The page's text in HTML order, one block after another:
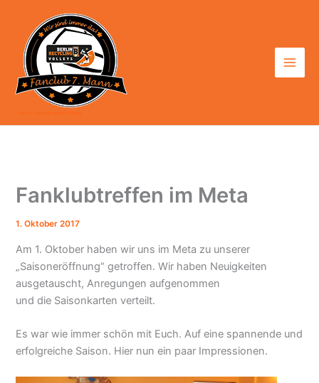
springen
Fanklubtreffen im Meta
1. Oktober 2017
Am 1. Oktober haben wir uns im Meta zu unserer
„Saisoneröffnung“ getroffen. Wir haben Neuigkeiten
ausgetauscht, Anregungen aufgenommen
und die Saisonkarten verteilt.
Es war wie immer schön mit Euch. Auf eine spannende und
erfolgreiche Saison. Hier nun ein paar Impressionen.